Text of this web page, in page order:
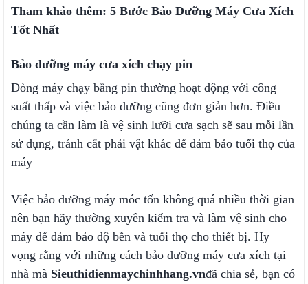
Tham khảo thêm: 5 Bước Bảo Dưỡng Máy Cưa Xích
Tốt Nhất
Bảo dưỡng máy cưa xích chạy pin
Dòng máy chạy bằng pin thường hoạt động với công
suất thấp và việc bảo dưỡng cũng đơn giản hơn. Điều
chúng ta cần làm là vệ sinh lưỡi cưa sạch sẽ sau mỗi lần
sử dụng, tránh cắt phải vật khác để đảm bảo tuổi thọ của
máy
Việc bảo dưỡng máy móc tốn không quá nhiều thời gian
nên bạn hãy thường xuyên kiểm tra và làm vệ sinh cho
máy để đảm bảo độ bền và tuổi thọ cho thiết bị. Hy
vọng rằng với những cách bảo dưỡng máy cưa xích tại
nhà mà Sieuthidienmaychinhhang.vnđã chia sẻ, bạn có